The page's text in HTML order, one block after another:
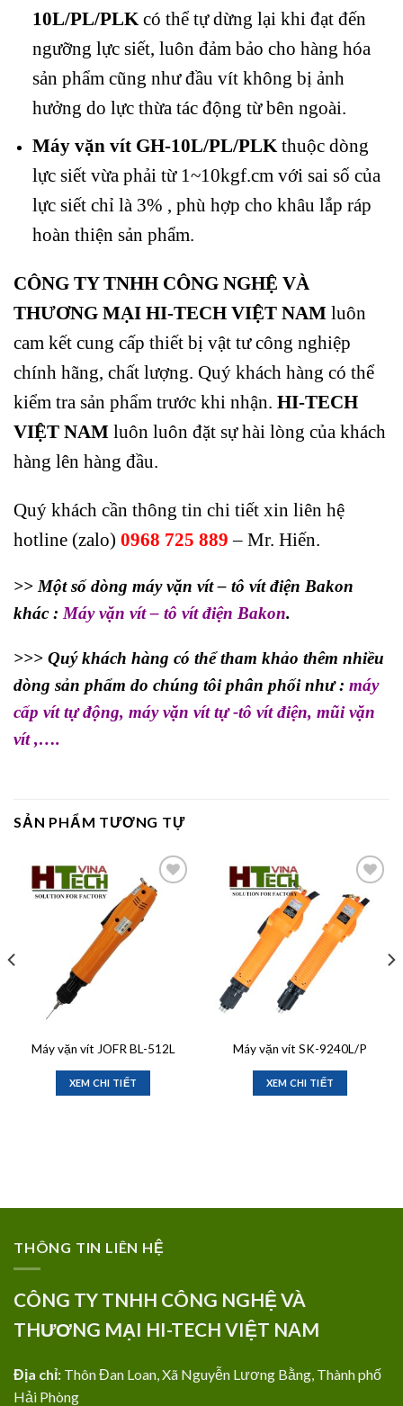
10L/PL/PLK có thể tự dừng lại khi đạt đến
ngưỡng lực siết, luôn đảm bảo cho hàng hóa
sản phẩm cũng như đầu vít không bị ảnh
hưởng do lực thừa tác động từ bên ngoài.
Máy vặn vít GH-10L/PL/PLK thuộc dòng
lực siết vừa phải từ 1~10kgf.cm với sai số của
lực siết chỉ là 3% , phù hợp cho khâu lắp ráp
hoàn thiện sản phẩm.
CÔNG TY TNHH CÔNG NGHỆ VÀ
THƯƠNG MẠI HI-TECH VIỆT NAM luôn
cam kết cung cấp thiết bị vật tư công nghiệp
chính hãng, chất lượng. Quý khách hàng có thể
kiểm tra sản phẩm trước khi nhận. HI-TECH
VIỆT NAM luôn luôn đặt sự hài lòng của khách
hàng lên hàng đầu.
Quý khách cần thông tin chi tiết xin liên hệ
hotline (zalo) 0968 725 889 – Mr. Hiến.
>> Một số dòng máy vặn vít – tô vít điện Bakon
khác : Máy vặn vít – tô vít điện Bakon.
>>> Quý khách hàng có thể tham khảo thêm nhiều
dòng sản phẩm do chúng tôi phân phối như : máy
cấp vít tự động, máy vặn vít tự -tô vít điện, mũi vặn
vít,….
SẢN PHẨM TƯƠNG TỰ
Add to
wishlist
Máy vặn vít JOFR BL-512L
XEM CHI TIẾT
Add to
wishlist
Máy vặn vít SK-9240L/P
XEM CHI TIẾT
THÔNG TIN LIÊN HỆ
CÔNG TY TNHH CÔNG NGHỆ VÀ
THƯƠNG MẠI HI-TECH VIỆT NAM
Địa chỉ: Thôn Đan Loan, Xã Nguyễn Lương Bằng, Thành phố
Hải Phòng